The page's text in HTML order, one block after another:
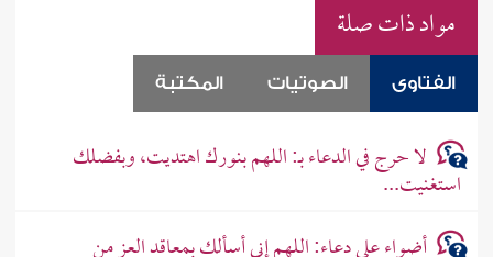
مواد ذات صلة
الفتاوى الصوتيات المكتبة
لا حرج في الدعاء بـ: اللهم بنورك اهتديت، وبفضلك
استغنيت...